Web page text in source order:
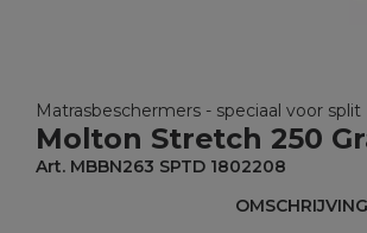
Matrasbeschermers - speciaal voor split
Molton Stretch 250
Art. MBBN263 SPTD 1802208
OMSCHRIJVING